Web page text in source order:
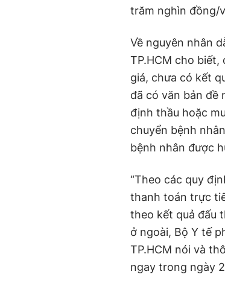
trăm nghìn đồng/
Về nguyên nhân
TP.HCM cho biết,
giá, chưa có kết
đã có văn bản đề
định thầu hoặc
chuyển bệnh
bệnh nhân được
“Theo các quy
thanh toán trực
theo kết quả đấu
ở ngoài, Bộ Y tế
TP.HCM nói và
ngay trong ngày